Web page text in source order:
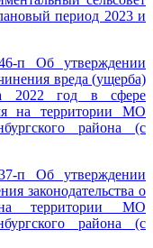
период 2023 и
п Об утверждении
вреда (ущерба)
2022 год в сфере
на территории МО
района (с
п Об утверждении
законодательства о
на территории МО
района (с